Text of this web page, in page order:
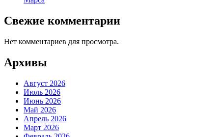
Свежие комментарии
Нет комментариев для просмотра.
Архивы
Август 2026
Июль 2026
Июнь 2026
Май 2026
Апрель 2026
Март 2026